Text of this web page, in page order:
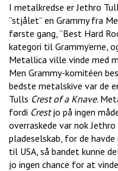
I metalkredse er Jethro
”stjålet” en Grammy fra
første gang, ”Best Hard
kategori til Grammy’erne,
Metallica ville vinde med
Men Grammy-komitéen
bedste metalskive var de
Tulls Crest of a Knave.
fordi Crestjo på ingen
overraskede var nok
pladeselskab, for de
til USA, så bandet kunne
jo ingen chance for at